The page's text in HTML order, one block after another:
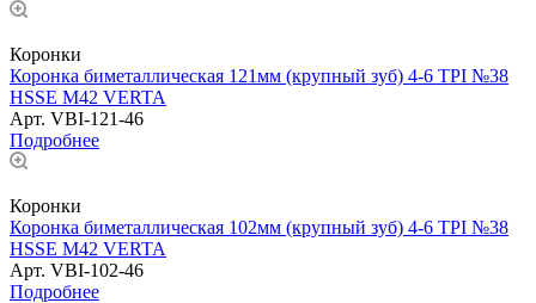
Коронки
Коронка биметаллическая 121мм (крупный зуб) 4-6 TPI №38
HSSE М42 VERTA
Арт. VBI-121-46
Подробнее
Коронки
Коронка биметаллическая 102мм (крупный зуб) 4-6 TPI №38
HSSE М42 VERTA
Арт. VBI-102-46
Подробнее